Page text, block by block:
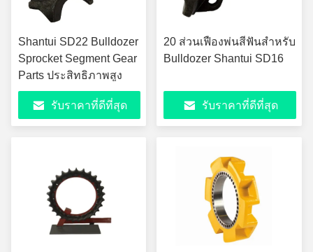
Shantui SD22 Bulldozer
Sprocket Segment Gear
Parts ประสิทธิภาพสูง
รับราคาที่ดีที่สุด
20 ส่วนเฟืองพ่นสีฟันสำหรับ
Bulldozer Shantui SD16
รับราคาที่ดีที่สุด